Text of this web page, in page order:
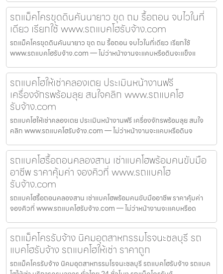
รถแม็คโครขุดดินคันนายาว ขุด ถม รื้อถอน จบไวในที่
เดียว เรียกใช้ www.รถแบคโฮรับจ้าง.com
รถแม็คโครขุดดินคันนายาว ขุด ถม รื้อถอน จบไวในที่เดียว เรียกใช้
www.รถแบคโฮรับจ้าง.com — ไม่ว่าหน้างานจะแคบหรือดินจะแข็งแ
รถแบคโฮให้เช่าคลองเตย ประเมินหน้างานฟรี
เครื่องจักรพร้อมลุย สนใจคลิก www.รถแบคโฮ
รับจ้าง.com
รถแบคโฮให้เช่าคลองเตย ประเมินหน้างานฟรี เครื่องจักรพร้อมลุย สนใจ
คลิก www.รถแบคโฮรับจ้าง.com — ไม่ว่าหน้างานจะแคบหรือดินจ
รถแบคโฮรื้อถอนคลองสาน เช่าแบคโฮพร้อมคนขับมือ
อาชีพ ราคาคุ้มค่า จองคิวที่ www.รถแบคโฮ
รับจ้าง.com
รถแบคโฮรื้อถอนคลองสาน เช่าแบคโฮพร้อมคนขับมืออาชีพ ราคาคุ้มค่า
จองคิวที่ www.รถแบคโฮรับจ้าง.com — ไม่ว่าหน้างานจะแคบหรือด
รถแม็คโครรับจ้าง นิคมอุตสาหกรรมโรจนะชลบุรี รถ
แบคโฮรับจ้าง รถแบคโฮให้เช่า ราคาถูก
รถแม็คโครรับจ้าง นิคมอุตสาหกรรมโรจนะชลบุรี รถแบคโฮรับจ้าง รถแบค